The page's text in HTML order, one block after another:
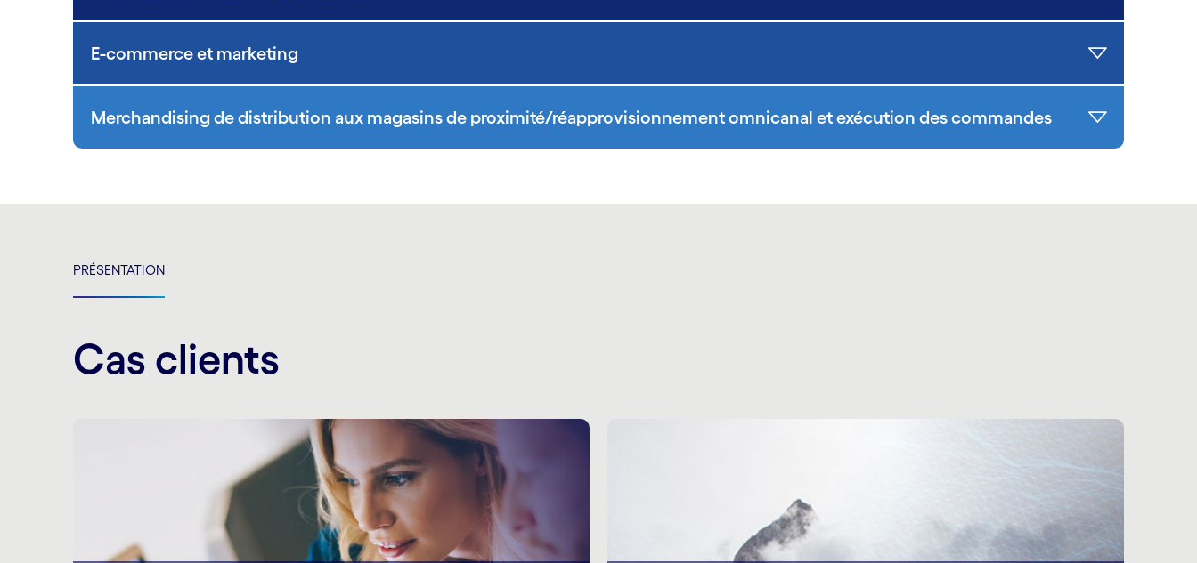
E-commerce et marketing
Merchandising de distribution aux magasins de proximité/réapprovisionnement omnicanal et exécution des commandes
PRÉSENTATION
Cas clients